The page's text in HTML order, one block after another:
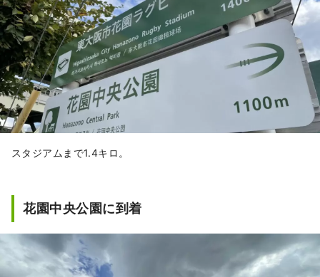
スタジアムまで1.4キロ。
花園中央公園に到着